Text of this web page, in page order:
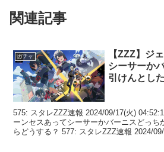
関連記事
ガチャ
【ZZZ】ジ
シーサーか
引けんとし
575: スタレZZZ速報 2024/09/17(火)
ーンセスあってシーサーかバーニスどっち
らどうする？ 577: スタレZZZ速報 2024/09/